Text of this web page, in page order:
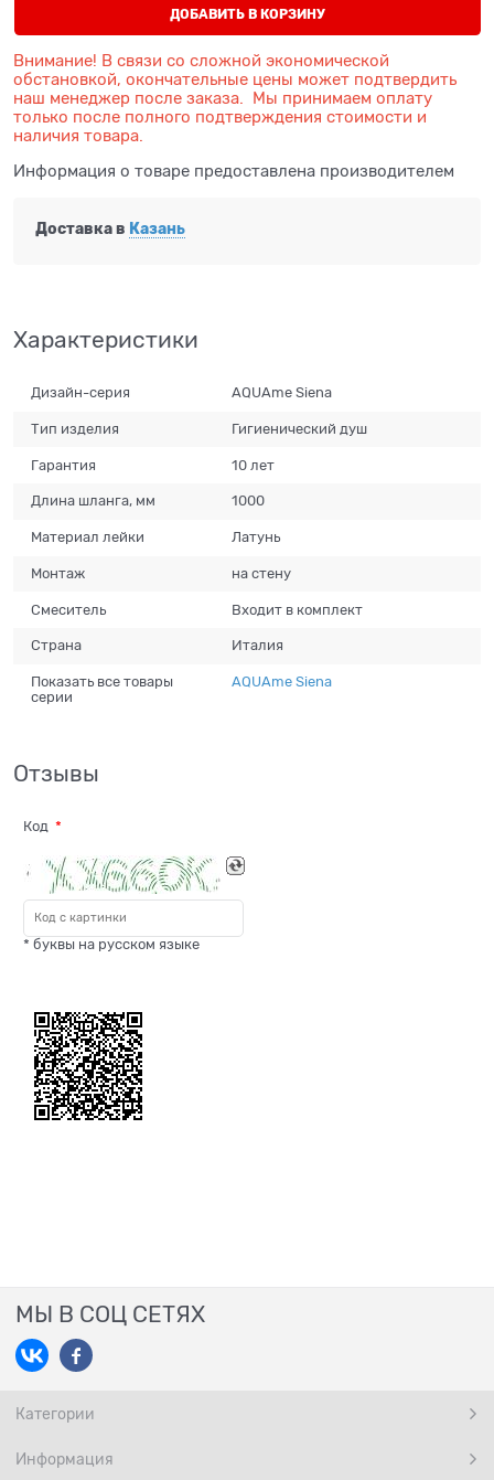
ДОБАВИТЬ В КОРЗИНУ
Внимание! В связи со сложной экономической
обстановкой, окончательные цены может подтвердить
наш менеджер после заказа. Мы принимаем оплату
только после полного подтверждения стоимости и
наличия товара.
Информация о товаре предоставлена производителем
Доставка в Казань
Характеристики
Дизайн-серия AQUAme Siena
Тип изделия Гигиенический душ
Гарантия 10 лет
Длина шланга, мм 1000
Материал лейки Латунь
Монтаж на стену
Смеситель Входит в комплект
Страна Италия
Показать все товары
серии
AQUAme Siena
Отзывы
Код
* буквы на русском языке
МЫ В СОЦ СЕТЯХ
Категории
Информация